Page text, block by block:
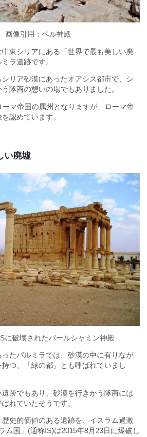
画像引用： ベル神殿
東シリアにある「世界で最も美しい廃
ラ遺跡です。
リア砂漠にあったオアシス都市で、シ
隊商の憩いの場でもありました。
マ帝国の属州となりますが、ローマ帝
認めています。
い廃墟
に破壊されたバールシャミン神殿
たパルミラでは、砂漠の中に有りなが
つ、「緑の都」とも呼ばれていまし
遺跡でもあり、砂漠を行きかう隊商には
れていたそうです。
史的価値のある遺跡を、イスラム過激
ム国」(通称IS)は2015年8月23日に爆破し